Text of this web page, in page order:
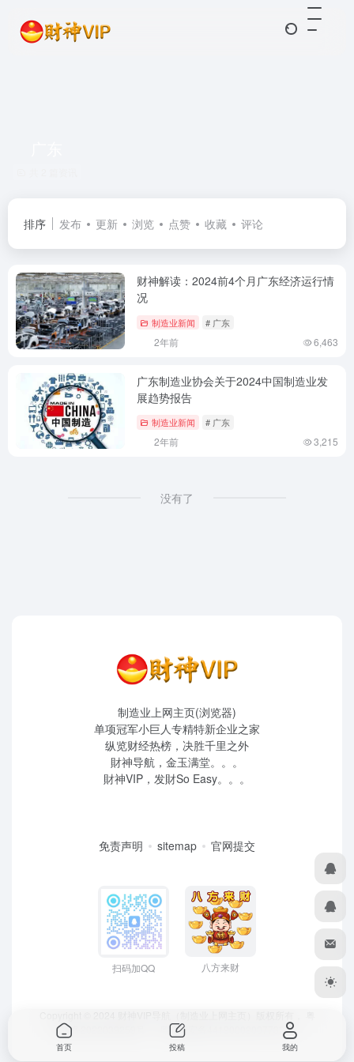
排序 发布 更新 浏览 点赞 收藏 评论
财神解读：2024前4个月广东经济运行情
况
制造业新闻 # 广东
2年前 6,463
广东制造业协会关于2024中国制造业发
展趋势报告
制造业新闻 # 广东
2年前 3,215
没有了
制造业上网主页(浏览器)
单项冠军小巨人专精特新企业之家
纵览财经热榜，决胜千里之外
財神导航，金玉满堂。。。
財神VIP，发財So Easy。。。
免责声明 sitemap 官网提交
扫码加QQ 八方来财
ICP备2022039259号
、 粤公网安备44190002007732号
首页 投稿 我的